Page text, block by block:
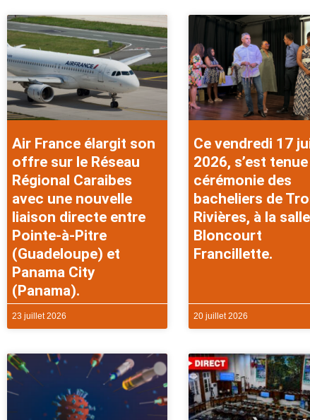
Air France élargit son
offre sur le Réseau
Régional Caraibes
avec une nouvelle
liaison directe entre
Pointe-à-Pitre
(Guadeloupe) et
Panama City
(Panama).
23 juillet 2026
Ce vendredi 17
2026, s’est
cérémonie des
bacheliers de
Rivières, à la salle
Bloncourt
Francillette.
20 juillet 2026